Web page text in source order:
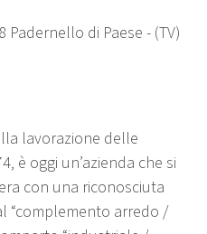
Padernello di Paese - (TV)
lavorazione delle
è oggi un’azienda che si
con una riconosciuta
“complemento arredo /